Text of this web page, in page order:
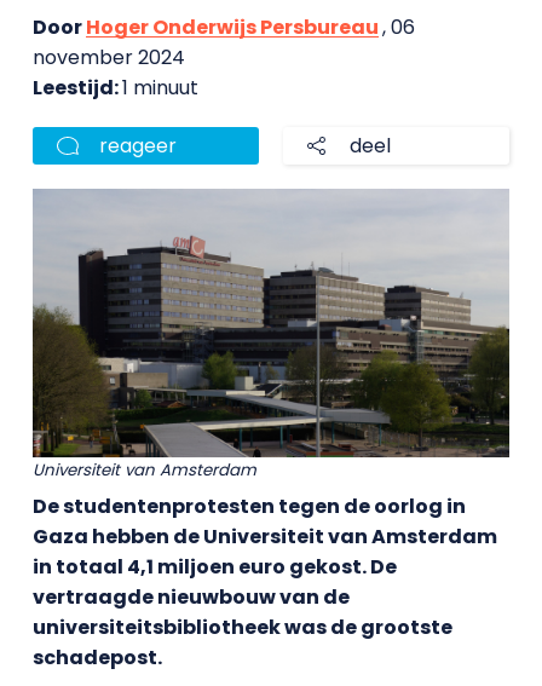
DoorHoger Onderwijs Persbureau, 06
november 2024
Leestijd:1 minuut
reageer deel
Universiteit van Amsterdam
De studentenprotesten tegen de oorlog in
Gaza hebben de Universiteit van Amsterdam
in totaal 4,1 miljoen euro gekost. De
vertraagde nieuwbouw van de
universiteitsbibliotheek was de grootste
schadepost.